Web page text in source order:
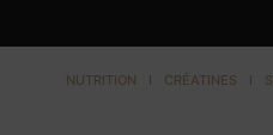
NUTRITION I CRÉATINES I